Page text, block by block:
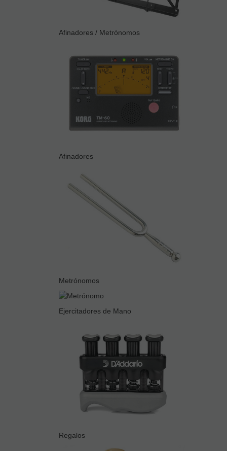
Afinadores / Metrónomos
Afinadores
Metrónomos
Ejercitadores de Mano
Regalos